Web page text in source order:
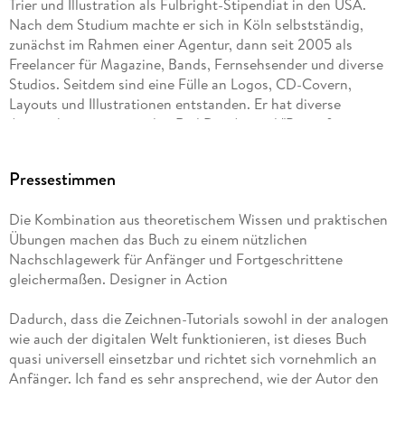
Die Koordination von Auge und Hand . . . 51
Tutorial . . . 53
Fazit . . . 57
4. Strichführung . . . 59
Der Fluss der Linien . . . 60
Spontaneität und Kontrolle . . . 61
Fehler überarbeiten . . . 62
Strichstärken variieren . . . 63
Trier und Illustration als Fulbright-Stipendiat in den USA.
Nach dem Studium machte er sich in Köln selbstständig,
zunächst im Rahmen einer Agentur, dann seit 2005 als
Freelancer für Magazine, Bands, Fernsehsender und diverse
Studios. Seitdem sind eine Fülle an Logos, CD-Covern,
Layouts und Illustrationen entstanden. Er hat diverse
Auszeichnungen, u. a. den Red Dot A-ward "Best of
kombiniert er Tusche, Bleistift, Aquarell, grafische Elemente
zehn Jahren an verschiedenen Hochschulen.
Pressestimmen
Die Kombination aus theoretischem Wissen und praktischen
Übungen machen das Buch zu einem nützlichen
Nachschlagewerk für Anfänger und Fortgeschrittene
gleichermaßen. Designer in Action
Dadurch, dass die Zeichnen-Tutorials sowohl in der analogen
wie auch der digitalen Welt funktionieren, ist dieses Buch
quasi universell einsetzbar und richtet sich vornehmlich an
Anfänger. Ich fand es sehr ansprechend, wie der Autor den